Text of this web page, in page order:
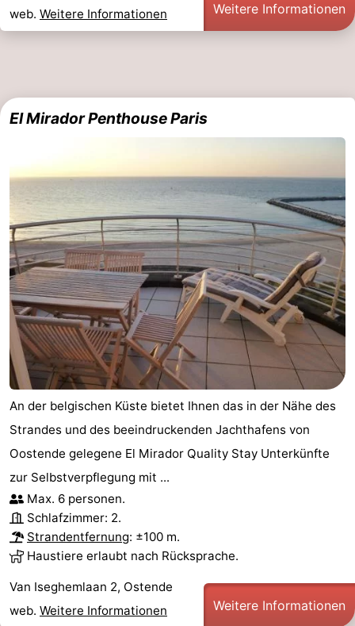
web. Weitere Informationen Weitere Informationen
El Mirador Penthouse Paris
An der belgischen Küste bietet Ihnen das in der Nähe des
Strandes und des beeindruckenden Jachthafens von
Oostende gelegene El Mirador Quality Stay Unterkünfte
zur Selbstverpflegung mit ...
Max. 6 personen.
Schlafzimmer: 2.
Strandentfernung: ±100 m.
Haustiere erlaubt nach Rücksprache.
Van Iseghemlaan 2, Ostende
web. Weitere Informationen Weitere Informationen